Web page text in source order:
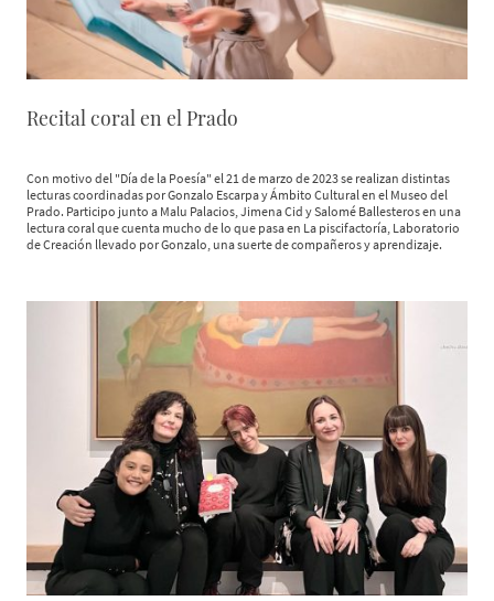
Recital coral en el Prado
Con motivo del "Día de la Poesía" el 21 de marzo de 2023 se realizan distintas
lecturas coordinadas por Gonzalo Escarpa y Ámbito Cultural en el Museo del
Prado. Participo junto a Malu Palacios, Jimena Cid y Salomé Ballesteros en una
lectura coral que cuenta mucho de lo que pasa en La piscifactoría, Laboratorio
de Creación llevado por Gonzalo, una suerte de compañeros y aprendizaje.